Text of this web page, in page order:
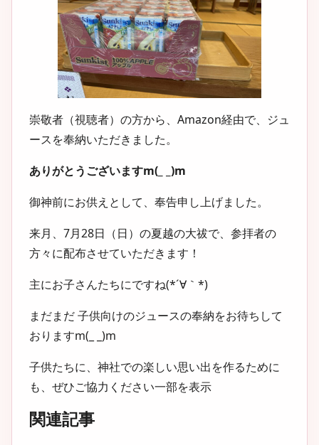
崇敬者（視聴者）の方から、Amazon経由で、ジュ
ースを奉納いただきました。
ありがとうございますm(_ _)m
御神前にお供えとして、奉告申し上げました。
来月、 7月28日（日）の夏越の大祓で、参拝者の
方々に配布させていただきます！
主にお子さんたちにですね(*´∀｀*)
まだまだ 子供向けのジュースの奉納をお待ちして
おりますm(_ _)m
子供たちに、神社での楽しい思い出を作るために
も、ぜひご協力ください一部を表示
関連記事